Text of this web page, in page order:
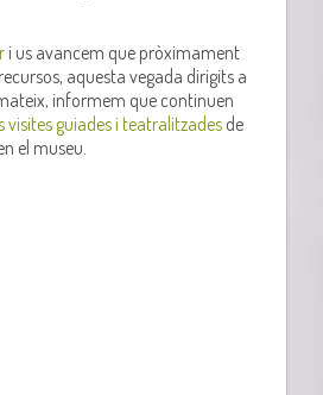
i us avancem que pròximament
aquesta vegada dirigits a
informem que continuen
visites guiades i teatralitzades de
el museu.